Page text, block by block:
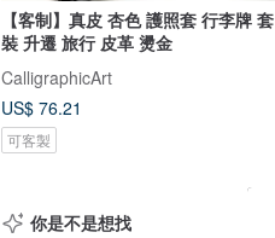
【客制】真皮 杏色 護照套 行李牌 套
裝 升遷 旅行 皮革 燙金
CalligraphicArt
US$ 76.21
可客製
你是不是想找